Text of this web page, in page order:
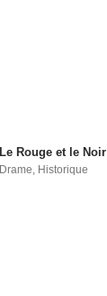
Le Rouge et le Noir
Drame, Historique